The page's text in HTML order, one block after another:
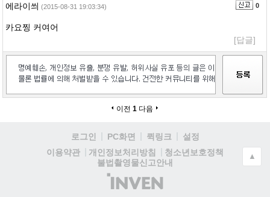
에라이씌 (2015-08-31 19:03:34) 0
카요찡 커여어
[답글]
이전 1 다음
로그인 PC화면 퀵링크
설정
이용약관
개인정보처리방침
청소년보호정책
불법촬영물신고안내
(주)
인
▲